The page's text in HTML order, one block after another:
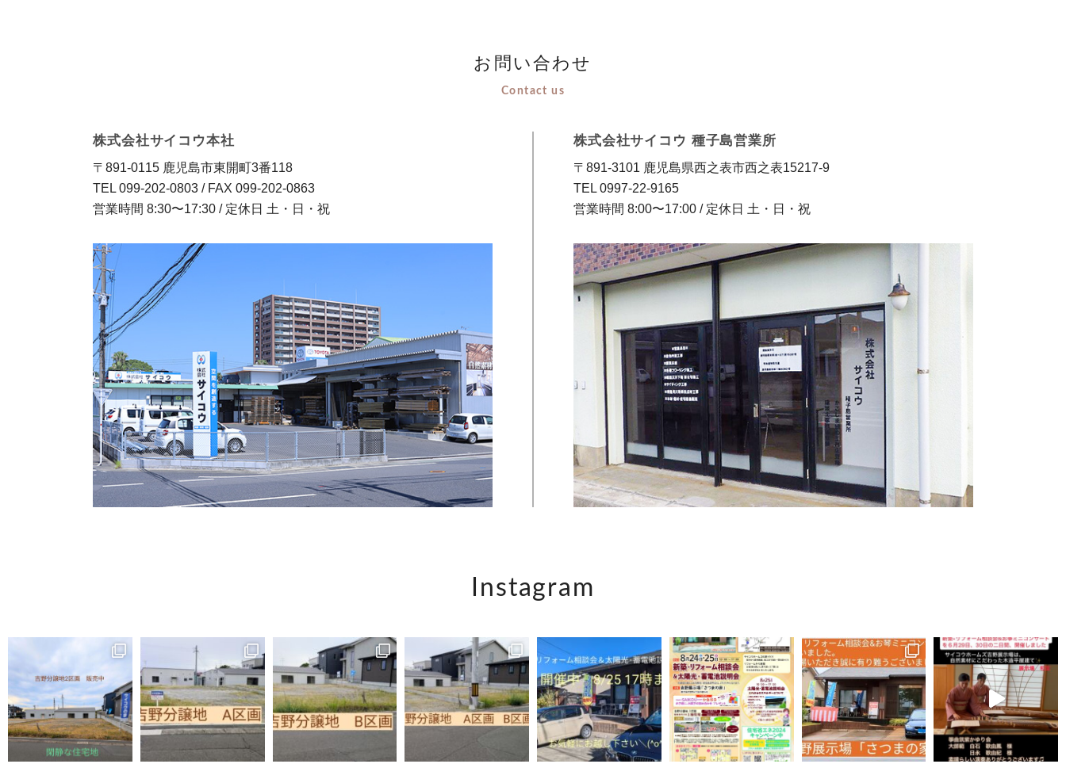
お問い合わせ
Contact us
株式会社サイコウ本社
〒891-0115 鹿児島市東開町3番118
TEL 099-202-0803 / FAX 099-202-0863
営業時間 8:30〜17:30 / 定休日 土・日・祝
株式会社サイコウ 種子島営業所
〒891-3101 鹿児島県西之表市西之表15217-9
TEL 0997-22-9165
営業時間 8:00〜17:00 / 定休日 土・日・祝
Instagram